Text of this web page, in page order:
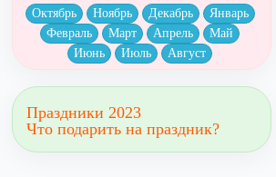
Октябрь Ноябрь Декабрь
Январь
Февраль
Март Апрель
Май
Июнь
Июль Август
Праздники 2023
Что подарить на праздник?